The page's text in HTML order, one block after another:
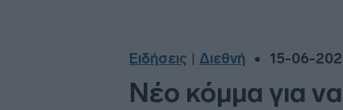
Ειδήσεις Διεθνή 15-06-
Νέο κόμμα για